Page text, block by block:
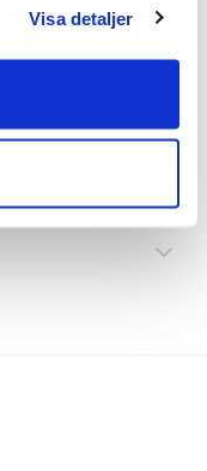
Visa detaljer
via Chat eller